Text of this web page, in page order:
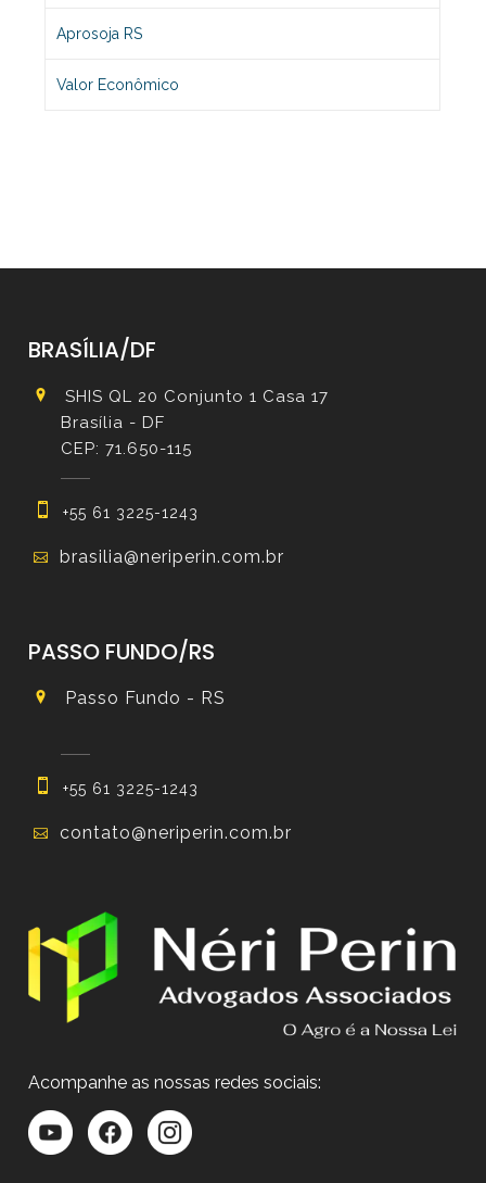
Aprosoja RS
Valor Econômico
BRASÍLIA/DF
SHIS QL 20 Conjunto 1 Casa 17
Brasília - DF
CEP: 71.650-115
+55 61 3225-1243
brasilia@neriperin.com.br
PASSO FUNDO/RS
Passo Fundo - RS
+55 61 3225-1243
contato@neriperin.com.br
Acompanhe as nossas redes sociais: